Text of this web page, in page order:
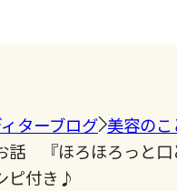
ターブログ 美容のこ
話 『ほろほろっと口
ピ付き♪